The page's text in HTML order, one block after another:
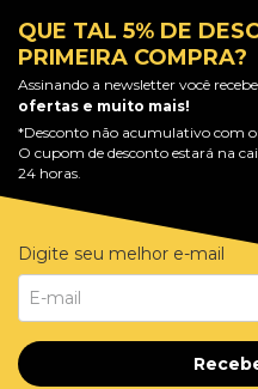
QUE TAL 5% DE
PRIMEIRA COMPRA?
Assinando a newsletter você
ofertas e muito mais!
*Desconto não acumulativo com
O cupom de desconto estará na
24 horas.
Digite seu melhor e-mail